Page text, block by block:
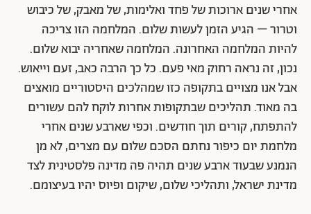
אחרי שנים ארוכות של פחד ואלימות, של מאבק, של כיבוש
וטרור – הגיע הזמן לעשות שלום. המלחמה הזו צריכה
להיות המלחמה האחרונה. המלחמה שאחריה יבוא שלום.
נכון, זה נראה רחוק מאי פעם. כל כך הרבה כאב, זעם וייאוש.
אבל אנו מצויים בתקופה כזו שמהלכים היסטוריים מואצים
בה מאוד. תהליכים שבתקופות אחרות לוקח להם עשורים
להתפתח, קורים תוך חודשים. וכפי שארבע שנים אחרי
מלחמת יום כיפור נחתם הסכם שלום עם מצרים, לא מן
הנמנע שבעוד ארבע שנים תהיה פה מדינה פלסטינית לצד
מדינת ישראל, ותהליכי שלום, שיקום ופיוס יהיו בעיצומם.